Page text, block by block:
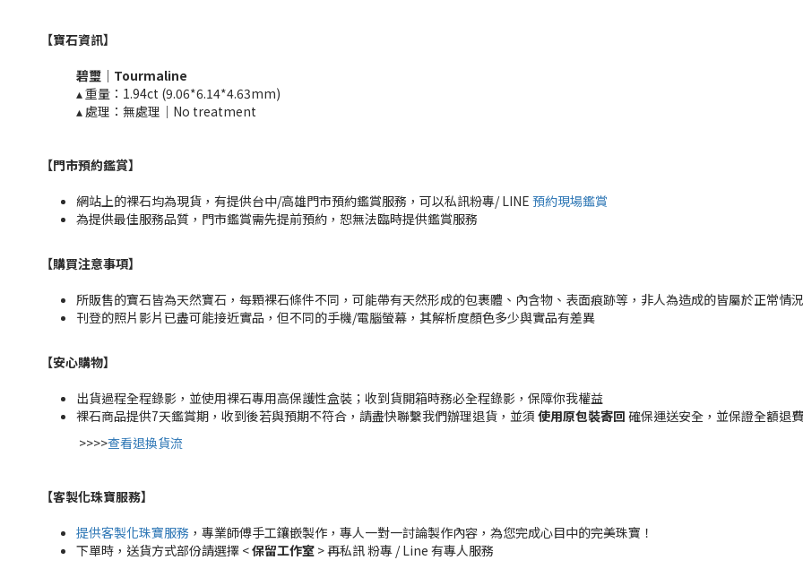
【寶石資訊】
碧璽 ｜ Tourmaline​
▴ 重量：1.94ct (9.06*6.14*4.63mm)​
▴ 處理：無處理｜No treatment​​
【門市預約鑑賞】
網站上的裸石均為現貨，有提供台中/高雄門市預約鑑賞服務，可以私訊粉專/ LINE 預約現場鑑賞
為提供最佳服務品質，門市鑑賞需先提前預約，恕無法臨時提供鑑賞服務
【購買注意事項】
所販售的寶石皆為天然寶石，每顆裸石條件不同，可能帶有天然形成的包裹體、內含物、表面痕跡等，非人為造成的皆屬於正常情況
刊登的照片影片已盡可能接近實品，但不同的手機/電腦螢幕，其解析度顏色多少與實品有差異
【安心購物】
出貨過程全程錄影，並使用裸石專用高保護性盒裝；收到貨開箱時務必全程錄影，保障你我權益
裸石商品提供7天鑑賞期，收到後若與預期不符合，請盡快聯繫我們辦理退貨，並須 使用原包裝寄回 確保運送安全，並保證全額退
>>>>查看退換貨流
【客製化珠寶服務】
提供客製化珠寶服務 ，專業師傅手工鑲嵌製作，專人一對一討論製作內容，為您完成心目中的完美珠寶！
下單時，送貨方式部份請選擇 <保留工作室 > 再私訊 粉專 / Line 有專人服務